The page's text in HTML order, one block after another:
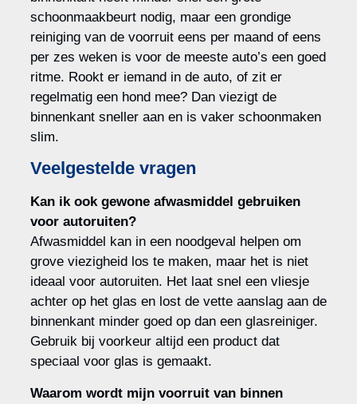
schoonmaakbeurt nodig, maar een grondige
reiniging van de voorruit eens per maand of eens
per zes weken is voor de meeste auto’s een goed
ritme. Rookt er iemand in de auto, of zit er
regelmatig een hond mee? Dan viezigt de
binnenkant sneller aan en is vaker schoonmaken
slim.
Veelgestelde vragen
Kan ik ook gewone afwasmiddel gebruiken
voor autoruiten?
Afwasmiddel kan in een noodgeval helpen om
grove viezigheid los te maken, maar het is niet
ideaal voor autoruiten. Het laat snel een vliesje
achter op het glas en lost de vette aanslag aan de
binnenkant minder goed op dan een glasreiniger.
Gebruik bij voorkeur altijd een product dat
speciaal voor glas is gemaakt.
Waarom wordt mijn voorruit van binnen